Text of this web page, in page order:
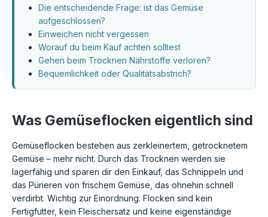
Die entscheidende Frage: ist das Gemüse
aufgeschlossen?
Einweichen nicht vergessen
Worauf du beim Kauf achten solltest
Gehen beim Trocknen Nährstoffe verloren?
Bequemlichkeit oder Qualitätsabstrich?
Was Gemüseflocken eigentlich sind
Gemüseflocken bestehen aus zerkleinertem, getrocknetem
Gemüse – mehr nicht. Durch das Trocknen werden sie
lagerfähig und sparen dir den Einkauf, das Schnippeln und
das Pürieren von frischem Gemüse, das ohnehin schnell
verdirbt. Wichtig zur Einordnung: Flocken sind kein
Fertigfutter, kein Fleischersatz und keine eigenständige